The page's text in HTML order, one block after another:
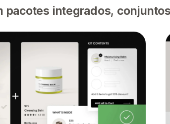
pacotes integrados,